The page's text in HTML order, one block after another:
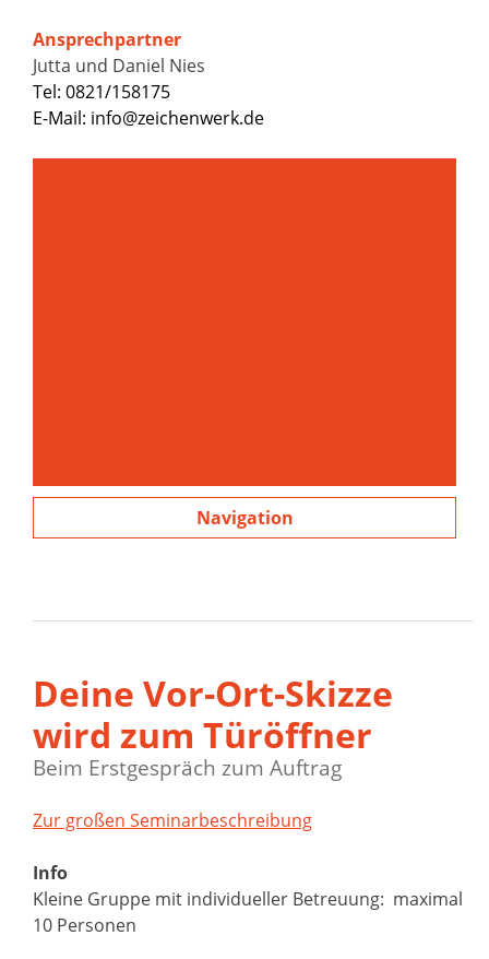
Ansprechpartner
Jutta und Daniel Nies
Tel: 0821/158175
E-Mail: info@zeichenwerk.de
Navigation
Deine Vor-Ort-Skizze
wird zum Türöffner
Beim Erstgespräch zum Auftrag
Zur großen Seminarbeschreibung
Info
Kleine Gruppe mit individueller Betreuung: maximal
10 Personen